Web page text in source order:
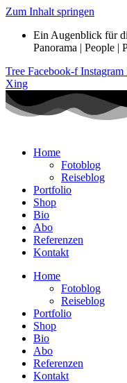
Zum Inhalt springen
Ein Augenblick für
Panorama | People |
Tree Facebook-f Instagram
Xing
Home
Fotoblog
Reiseblog
Portfolio
Shop
Bio
Abo
Referenzen
Kontakt
Home
Fotoblog
Reiseblog
Portfolio
Shop
Bio
Abo
Referenzen
Kontakt